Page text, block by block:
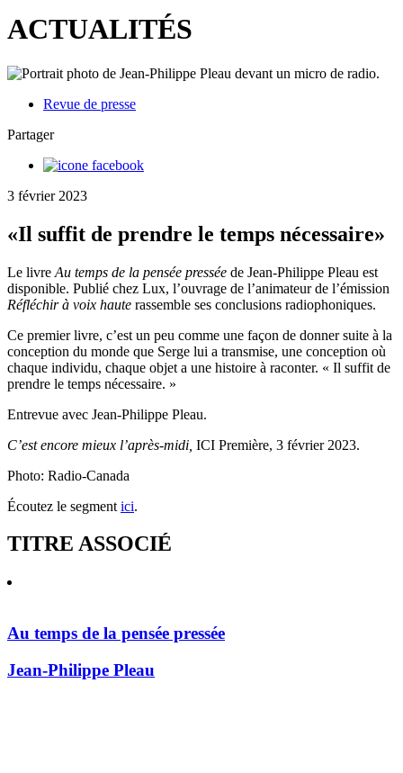
ACTUALITÉS
Revue de presse
Partager
3 février 2023
«Il suffit de prendre le temps nécessaire»
Le livre Au temps de la pensée pressée de Jean-Philippe Pleau est
disponible. Publié chez Lux, l’ouvrage de l’animateur de l’émission
Réfléchir à voix haute rassemble ses conclusions radiophoniques.
Ce premier livre, c’est un peu comme une façon de donner suite à la
conception du monde que Serge lui a transmise, une conception où
chaque individu, chaque objet a une histoire à raconter. « Il suffit de
prendre le temps nécessaire. »
Entrevue avec Jean-Philippe Pleau.
C’est encore mieux l’après-midi, ICI Première, 3 février 2023.
Photo: Radio-Canada
Écoutez le segment ici.
TITRE ASSOCIÉ
Au temps de la pensée pressée
Jean-Philippe Pleau